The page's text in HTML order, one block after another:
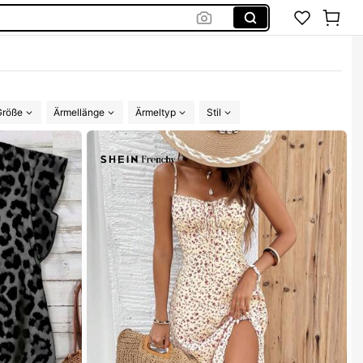
Ärmellänge Ärmeltyp Stil